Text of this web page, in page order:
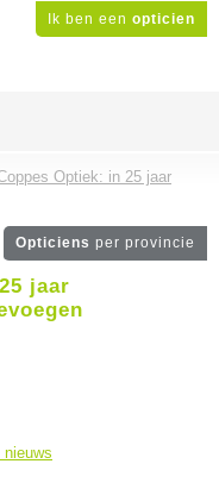
Ik ben een opticien
Optiek: in 25 jaar
Opticiens per provincie
jaar